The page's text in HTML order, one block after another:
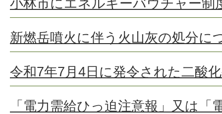
新燃岳噴火に伴う火山灰の処分に
令和7年7月4日に発令された二酸
「電力需給ひっ迫注意報」又は「